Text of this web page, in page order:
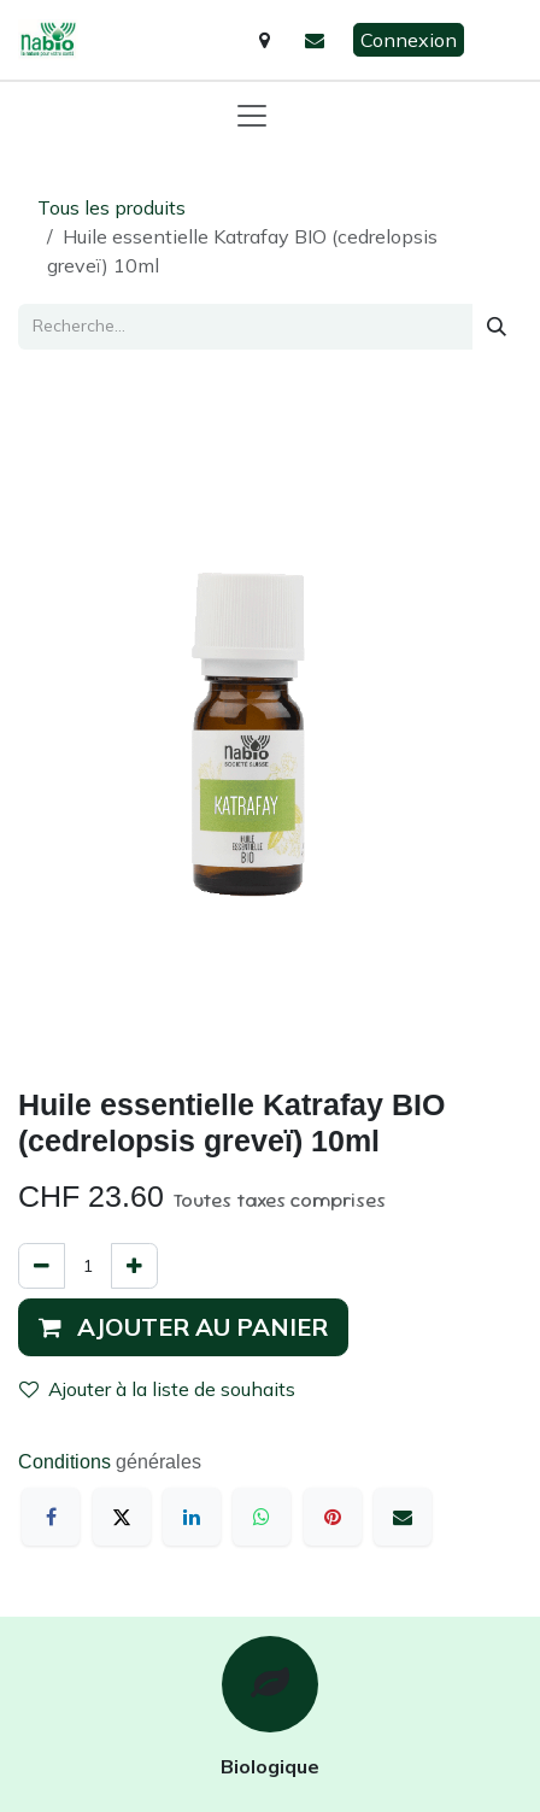
Connexion
Tous les produits
Huile essentielle Katrafay BIO (cedrelopsis
greveï) 10ml
Huile essentielle Katrafay BIO
(cedrelopsis greveï) 10ml
CHF 23.60 Toutes taxes comprises
AJOUTER AU PANIER
Ajouter à la liste de souhaits
Conditions générales
Biologique